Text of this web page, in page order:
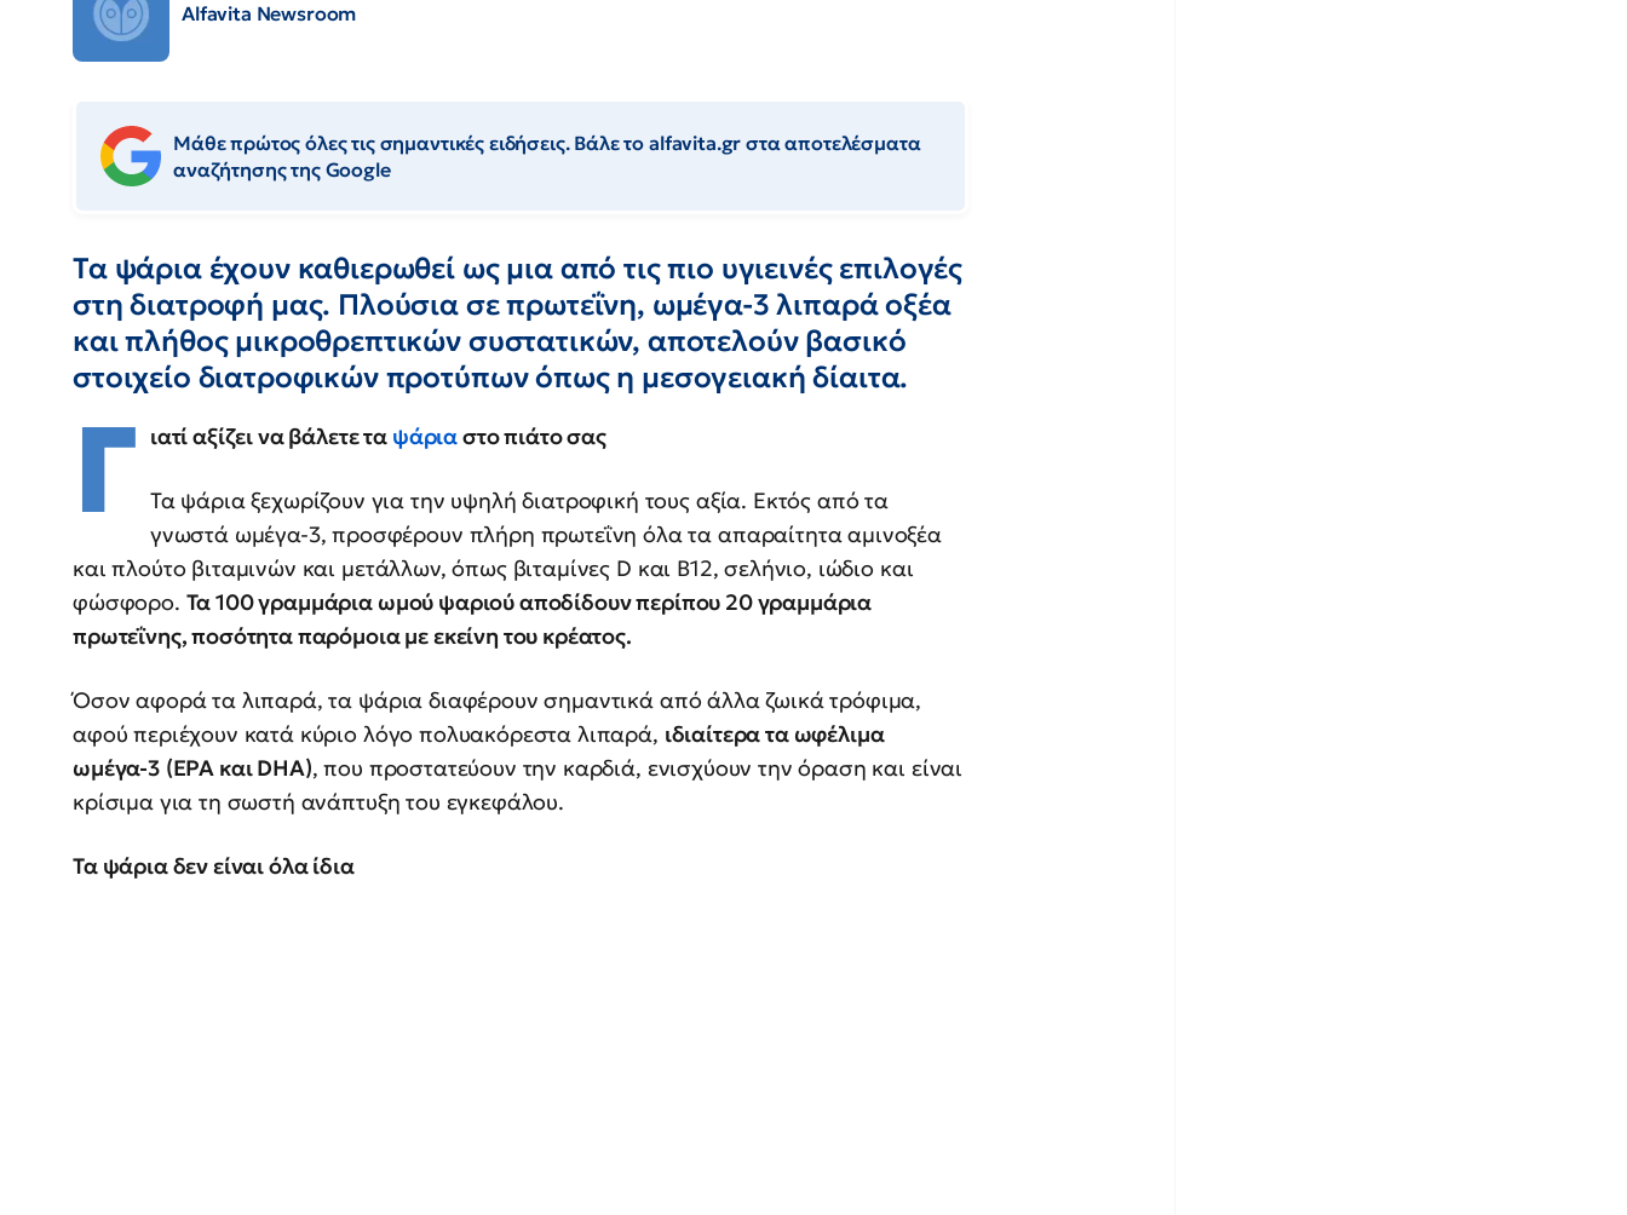
Alfavita Newsroom
Μάθε πρώτος όλες τις σημαντικές ειδήσεις. Βάλε το alfavita.gr στα αποτελέσματα
αναζήτησης της Google
Τα ψάρια έχουν καθιερωθεί ως μια από τις πιο υγιεινές επιλογές
στη διατροφή μας. Πλούσια σε πρωτεΐνη, ωμέγα-3 λιπαρά οξέα
και πλήθος μικροθρεπτικών συστατικών, αποτελούν βασικό
στοιχείο διατροφικών προτύπων όπως η μεσογειακή δίαιτα.
Γ ιατί αξίζει να βάλετε τα ψάριαστο πιάτο σας
Τα ψάρια ξεχωρίζουν για την υψηλή διατροφική τους αξία. Εκτός από τα
γνωστά ωμέγα-3, προσφέρουν πλήρη πρωτεΐνη όλα τα απαραίτητα αμινοξέα
και πλούτο βιταμινών και μετάλλων, όπως βιταμίνες D και Β12, σελήνιο, ιώδιο και
φώσφορο. Τα 100 γραμμάρια ωμού ψαριού αποδίδουν περίπου 20 γραμμάρια
πρωτεΐνης, ποσότητα παρόμοια με εκείνη του κρέατος.
Όσον αφορά τα λιπαρά, τα ψάρια διαφέρουν σημαντικά από άλλα ζωικά τρόφιμα,
αφού περιέχουν κατά κύριο λόγο πολυακόρεστα λιπαρά, ιδιαίτερα τα ωφέλιμα
ωμέγα-3 (EPA και DHA), που προστατεύουν την καρδιά, ενισχύουν την όραση και είναι
κρίσιμα για τη σωστή ανάπτυξη του εγκεφάλου.
Τα ψάρια δεν είναι όλα ίδια